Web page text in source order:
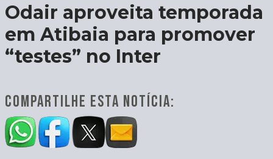
Odair aproveita temporada
em Atibaia para promover
“testes” no Inter
COMPARTILHE ESTA NOTÍCIA: